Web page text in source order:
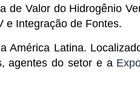
de Valor do Hidrogênio
e Integração de Fontes.
América Latina.
agentes do setor e a